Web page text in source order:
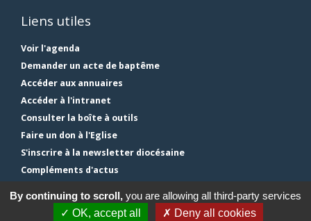
Liens utiles
Voir l'agenda
Demander un acte de baptême
Accéder aux annuaires
Accéder à l'intranet
Consulter la boîte à outils
Faire un don à l'Eglise
S'inscrire à la newsletter diocésaine
Compléments d'actus
Mentions légales
By continuing to scroll, you are allowing all third-party services
✓ OK, accept all
✗ Deny all cookies